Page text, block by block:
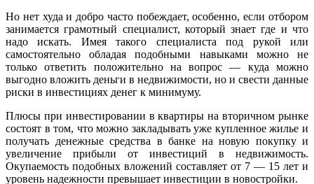
Но нет худа и добро часто побеждает, особенно, если отбором
занимается грамотный специалист, который знает где и что
надо искать. Имея такого специалиста под рукой или
самостоятельно обладая подобными навыками можно не
только ответить положительно на вопрос — куда можно
выгодно вложить деньги в недвижимости, но и свести данные
риски в инвестициях денег к минимуму.
Плюсы при инвестировании в квартиры на вторичном рынке
состоят в том, что можно закладывать уже купленное жилье и
получать денежные средства в банке на новую покупку и
увеличение прибыли от инвестиций в недвижимость.
Окупаемость подобных вложений составляет от 7 — 15 лет и
уровень надежности превышает инвестиции в новостройки.